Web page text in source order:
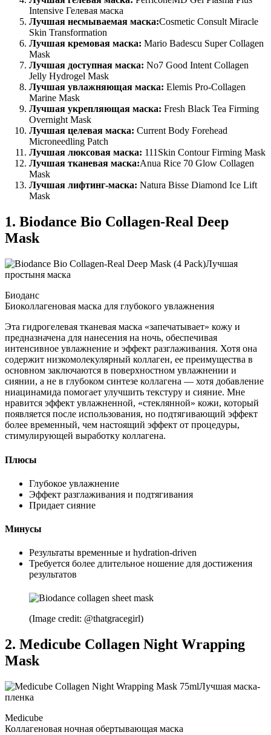
Intensive Гелевая маска
Лучшая несмываемая маска:Cosmetic Consult Miracle
Skin Transformation
Лучшая кремовая маска: Mario Badescu Super Collagen
Mask
Лучшая доступная маска: No7 Good Intent Collagen
Jelly Hydrogel Mask
Лучшая увлажняющая маска: Elemis Pro-Collagen
Marine Mask
Лучшая укрепляющая маска: Fresh Black Tea Firming
Overnight Mask
Лучшая целевая маска: Current Body Forehead
Microneedling Patch
Лучшая люксовая маска: 111Skin Contour Firming Mask
Лучшая тканевая маска:Anua Rice 70 Glow Collagen
Mask
Лучшая лифтинг-маска: Natura Bisse Diamond Ice Lift
Mask
1. Biodance Bio Collagen-Real Deep
Mask
Лучшая
простыня маска
Биоданс
Биоколлагеновая маска для глубокого увлажнения
Эта гидрогелевая тканевая маска «запечатывает» кожу и
предназначена для нанесения на ночь, обеспечивая
интенсивное увлажнение и эффект разглаживания. Хотя она
содержит низкомолекулярный коллаген, ее преимущества в
основном заключаются в поверхностном увлажнении и
сиянии, а не в глубоком синтезе коллагена — хотя добавление
ниацинамида помогает улучшить текстуру и сияние. Мне
нравится эффект увлажненной, «стеклянной» кожи, который
появляется после использования, но подтягивающий эффект
более временный, чем настоящий эффект от процедуры,
стимулирующей выработку коллагена.
Плюсы
Глубокое увлажнение
Эффект разглаживания и подтягивания
Придает сияние
Минусы
Результаты временные и hydration-driven
Требуется более длительное ношение для достижения
результатов
(Image credit: @thatgracegirl)
2. Medicube Collagen Night Wrapping
Mask
Лучшая маска-
пленка
Medicube
Коллагеновая ночная обертывающая маска